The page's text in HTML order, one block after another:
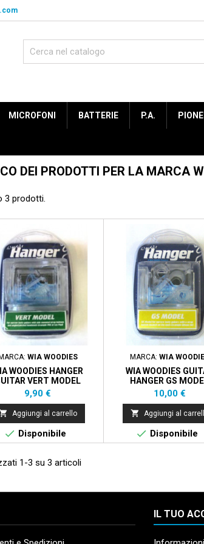
MICROFONI BATTERIE P.A.
DEI PRODOTTI PER LA MARCA
3 prodotti.
MARCA: WIA WOODIES
WOODIES HANGER
VERT MODEL
Prezzo
9,90 €
Aggiungi al carrello
 Disponibile
MARCA: WIA
WIA WOODIES
HANGER GS
Prezzo
10,00 €
 Aggiungi al
 Disponibile
1-3 su 3 articoli
IL TUO